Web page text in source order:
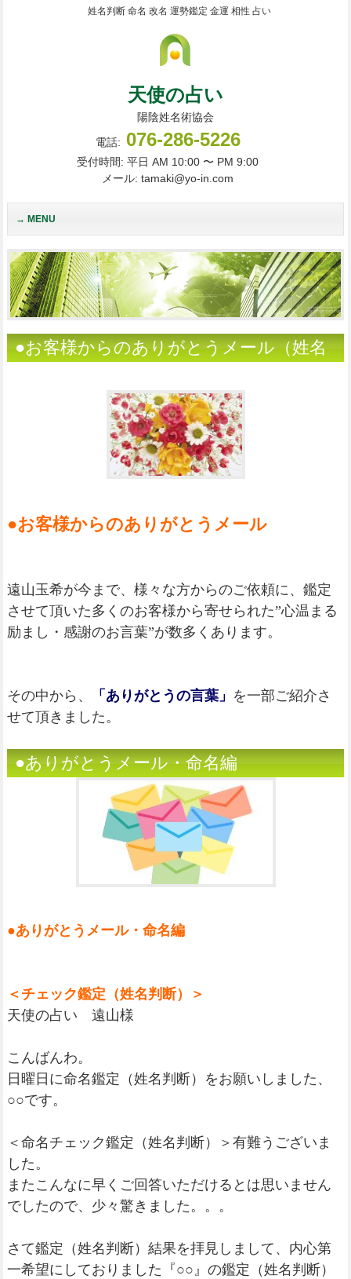
姓名判断 命名 改名 運勢鑑定 金運 相性 占い
天使の占い
陽陰姓名術協会
電話: 076-286-5226
受付時間: 平日 AM 10:00 〜 PM 9:00
メール: tamaki@yo-in.com
MENU
●お客様からのありがとうメール（姓名
●お客様からのありがとうメール
遠山玉希が今まで、様々な方からのご依頼に、鑑定
させて頂いた多くのお客様から寄せられた”心温まる
励まし・感謝のお言葉”が数多くあります。
その中から、 「ありがとうの言葉」 を一部ご紹介さ
せて頂きました。
●ありがとうメール・命名編
●ありがとうメール・命名編
＜チェック鑑定（姓名判断）＞
天使の占い 遠山様
こんばんわ。
日曜日に命名鑑定（姓名判断）をお願いしました、
○○です。
＜命名チェック鑑定（姓名判断）＞有難うございま
した。
またこんなに早くご回答いただけるとは思いません
でしたので、少々驚きました。。。
さて鑑定（姓名判断）結果を拝見しまして、内心第
一希望にしておりました『○○』の鑑定（姓名判断）